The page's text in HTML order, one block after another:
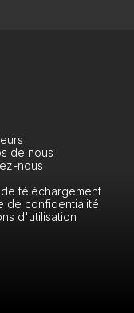
de nous
nous
téléchargement
de confidentialité
d'utilisation